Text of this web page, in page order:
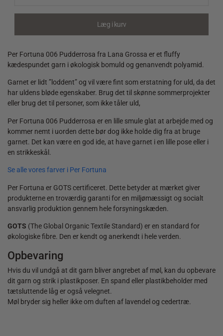
Læg i kurv
Per Fortuna 006 Pudderrosa fra Lana Grossa er et fluffy
kædespundet garn i økologisk bomuld og genanvendt polyamid.
Garnet er lidt ”loddent” og vil være fint som erstatning for uld, da det
har uldens bløde egenskaber. Brug det til skønne sommerprojekter
eller brug det til personer, som ikke tåler uld,
Per Fortuna 006 Pudderrosa er en lille smule glat at arbejde med og
kommer nemt i uorden dette bør dog ikke holde dig fra at bruge
garnet. Det kan være en god ide, at have garnet i en lille pose eller i
en strikkeskål.
Se alle vores farver i Per Fortuna
Per Fortuna er GOTS certificeret. Dette betyder at mærket giver
produkterne en troværdig garanti for en miljømæssigt og socialt
ansvarlig produktion gennem hele forsyningskæden.
GOTS (The Global Organic Textile Standard) er en standard for
økologiske fibre. Den er kendt og anerkendt i hele verden.
Opbevaring
Hvis du vil undgå at dit garn bliver angrebet af møl, kan du opbevare
dit garn og strik i plastikposer. En spand eller plastikbeholder med
tætsluttende låg er også velegnet.
Møl bryder sig heller ikke om duften af lavendel og cedertræ.